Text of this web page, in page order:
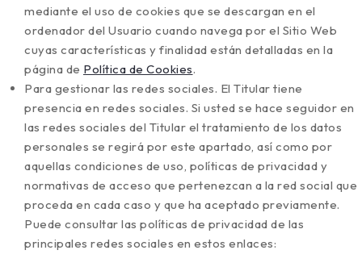
mediante el uso de cookies que se descargan en el
ordenador del Usuario cuando navega por el Sitio Web
cuyas características y finalidad están detalladas en la
página de Política de Cookies.
Para gestionar las redes sociales. El Titular tiene
presencia en redes sociales. Si usted se hace seguidor en
las redes sociales del Titular el tratamiento de los datos
personales se regirá por este apartado, así como por
aquellas condiciones de uso, políticas de privacidad y
normativas de acceso que pertenezcan a la red social que
proceda en cada caso y que ha aceptado previamente.
Puede consultar las políticas de privacidad de las
principales redes sociales en estos enlaces: